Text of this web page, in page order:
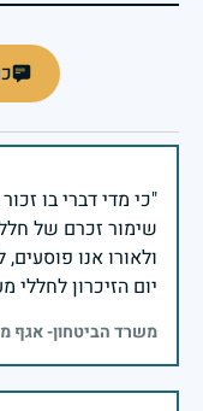
שימור זכרם של
יום הזיכרון לחללי
משרד הביטחון- אגף